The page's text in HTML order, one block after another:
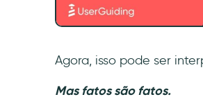
Agora, isso pode ser
Mas fatos são fatos.